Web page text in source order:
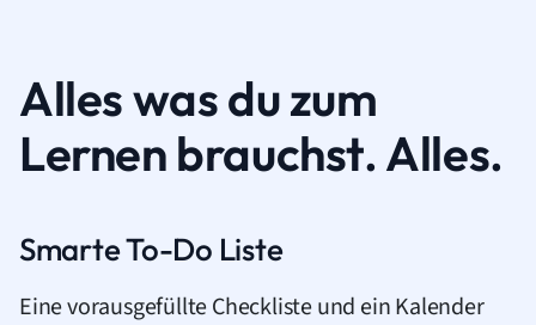
Alles was du zum
Lernen brauchst. Alles.
Smarte To-Do Liste
Eine vorausgefüllte Checkliste und ein Kalender